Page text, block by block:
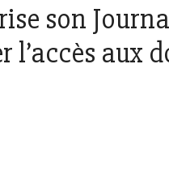
son
l’accès aux